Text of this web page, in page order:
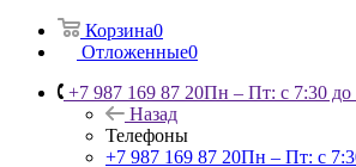
Корзина0
Отложенные0
+7 987 169 87 20Пн – Пт: с 7:30
Назад
Телефоны
+7 987 169 87 20Пн – Пт: с